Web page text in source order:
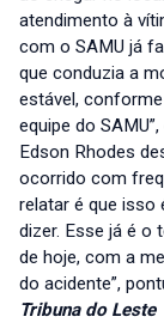
atendimento à
com o SAMU já
que conduzia a
estável,
equipe do
Edson Rhodes
ocorrido com
relatar é que isso
dizer. Esse já é o
de hoje, com a
do acidente”,
Tribuna do Leste